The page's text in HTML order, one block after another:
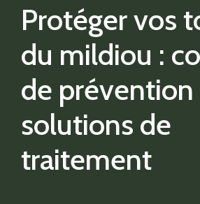
Protéger vos
du mildiou :
de
solutions de
traitement